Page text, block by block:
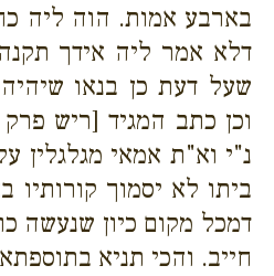
בארבע אמות. הוה ליה
דלא אמר ליה אידך
שעל דעת כן בנאו
וכן כתב המגיד [ריש
נ"י וא"ת אמאי מגלגלין
ביתו לא יסמוך קורותיו
דמכל מקום כיון שנעשה
חייב. והכי תניא